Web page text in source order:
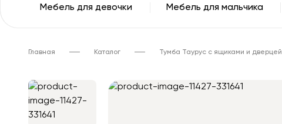
Мебель для девочки Мебель для мальчика
Главная Каталог Тумба Таурус с ящиками и дверцей